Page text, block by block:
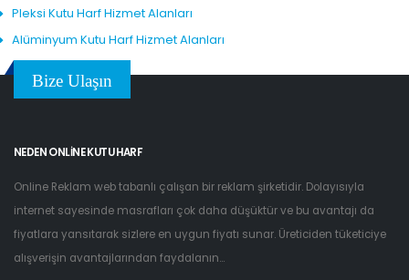
Pleksi Kutu Harf Hizmet Alanları
Alüminyum Kutu Harf Hizmet Alanları
Bize Ulaşın
NEDEN ONLINE KUTU HARF
Online Reklam web tabanlı çalışan bir reklam şirketidir. Dolayısıyla
internet sayesinde masrafları çok daha düşüktür ve bu avantajı da
fiyatlara yansıtarak sizlere en uygun fiyatı sunar. Üreticiden tüketiciye
alışverişin avantajlarından faydalanın...